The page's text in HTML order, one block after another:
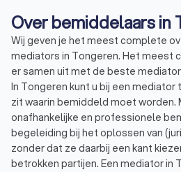
Over bemiddelaars in
Wij geven je het meest complete
mediators in Tongeren. Het meest
er samen uit met de beste
In Tongeren kunt u bij een
zit waarin bemiddeld moet worden.
onafhankelijke en professionele
begeleiding bij het oplossen van
zonder dat ze daarbij een kant
betrokken partijen. Een mediator in